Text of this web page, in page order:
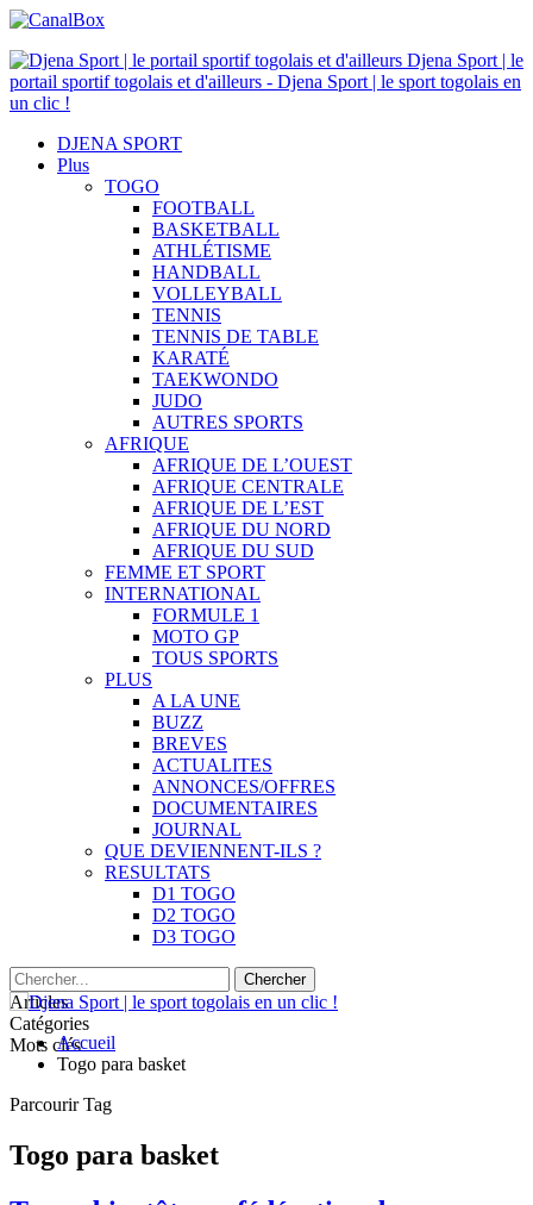
Djena Sport | le
portail sportif togolais et d'ailleurs - Djena Sport | le sport togolais en
un clic !
DJENA SPORT
Plus
TOGO
FOOTBALL
BASKETBALL
ATHLÉTISME
HANDBALL
VOLLEYBALL
TENNIS
TENNIS DE TABLE
KARATÉ
TAEKWONDO
JUDO
AUTRES SPORTS
AFRIQUE
AFRIQUE DE L’OUEST
AFRIQUE CENTRALE
AFRIQUE DE L’EST
AFRIQUE DU NORD
AFRIQUE DU SUD
FEMME ET SPORT
INTERNATIONAL
FORMULE 1
MOTO GP
TOUS SPORTS
PLUS
A LA UNE
BUZZ
BREVES
ACTUALITES
ANNONCES/OFFRES
DOCUMENTAIRES
JOURNAL
QUE DEVIENNENT-ILS ?
RESULTATS
D1 TOGO
D2 TOGO
D3 TOGO
Articles
Catégories
Mots clésAccueil
Togo para basket
Parcourir Tag
Togo para basket